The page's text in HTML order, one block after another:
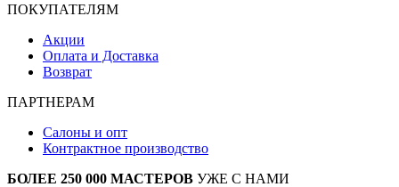
ПОКУПАТЕЛЯМ
Акции
Оплата и Доставка
Возврат
ПАРТНЕРАМ
Салоны и опт
Контрактное производство
БОЛЕЕ 250 000 МАСТЕРОВ УЖЕ С НАМИ